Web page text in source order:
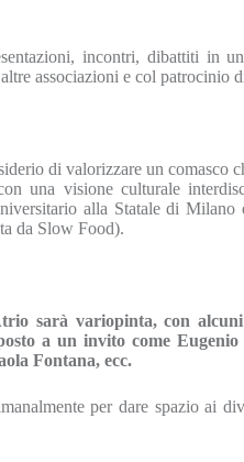
incontri, dibattiti in
associazioni e col
di valorizzare un
una visione culturale
alla Statale di
da Slow Food).
sarà variopinta, con
a un invito come
Fontana, ecc.
per dare spazio ai